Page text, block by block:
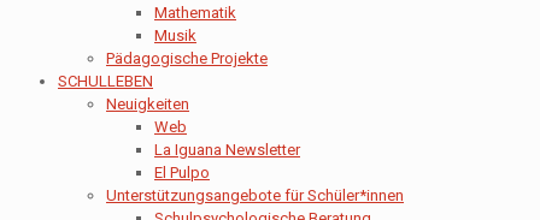
Mathematik
Musik
Pädagogische Projekte
SCHULLEBEN
Neuigkeiten
Web
La Iguana Newsletter
El Pulpo
Unterstützungsangebote für Schüler*innen